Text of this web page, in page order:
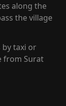
along the
the village
by taxi or
from Surat